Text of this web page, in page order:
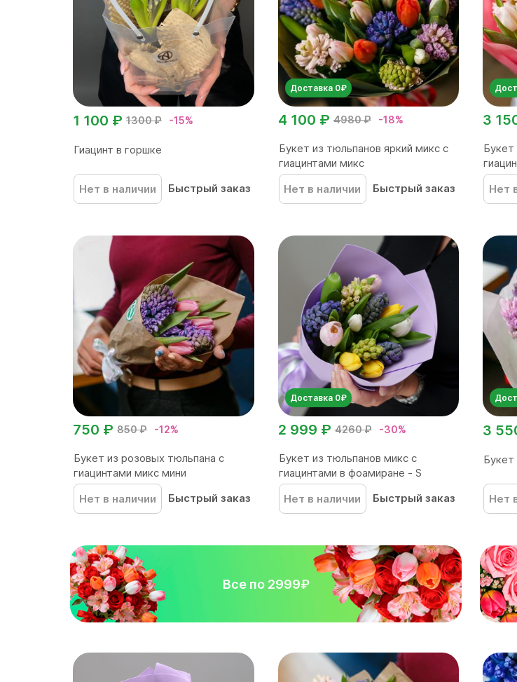
1300 ₽ -15%
1 100 ₽
Гиацинт в горшке
Нет в наличии Быстрый заказ
Доставка 0₽
4980 ₽ -18%
4 100 ₽
Букет из тюльпанов яркий микс с
гиацинтами микс
Нет в наличии
Быстрый заказ
3
Букет
Нет
850 ₽ -12%
750 ₽
Букет из розовых тюльпана с
гиацинтами микс мини
Нет в наличии
Быстрый заказ
Доставка 0₽
4260 ₽ -30%
2 999 ₽
Букет из тюльпанов микс с
гиацинтами в фоамиране - S
Нет в наличии
Быстрый заказ
3
Букет
Нет
Все по 2999₽